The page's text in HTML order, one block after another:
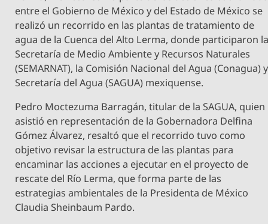
entre el Gobierno de México y del Estado de México se
realizó un recorrido en las plantas de tratamiento de
agua de la Cuenca del Alto Lerma, donde participaron
Secretaría de Medio Ambiente y Recursos Naturales
(SEMARNAT), la Comisión Nacional del Agua (Conagua) y
Secretaría del Agua (SAGUA) mexiquense.
Pedro Moctezuma Barragán, titular de la SAGUA, quien
asistió en representación de la Gobernadora Delfina
Gómez Álvarez, resaltó que el recorrido tuvo como
objetivo revisar la estructura de las plantas para
encaminar las acciones a ejecutar en el proyecto de
rescate del Río Lerma, que forma parte de las
estrategias ambientales de la Presidenta de México
Claudia Sheinbaum Pardo.